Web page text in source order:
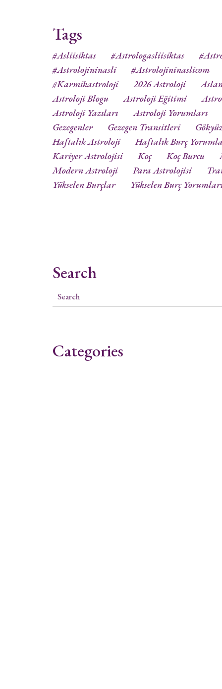
Tags
#asliisiktas #astrologasliisiktas
#astrolojininasli
#astrolojininaslicom
#karmikastroloji
2026 Astroloji
Astroloji Blogu
Astroloji Eğitimi
Astroloji Yazıları
Astroloji Yorumları
Gezegenler
Gezegen Transitleri
Haftalık Astroloji
Haftalık Burç
Kariyer Astrolojisi
Koç Koç Burcu
Modern Astroloji
Para Astrolojisi
Yükselen Burçlar
Yükselen Burç
Search
Categories